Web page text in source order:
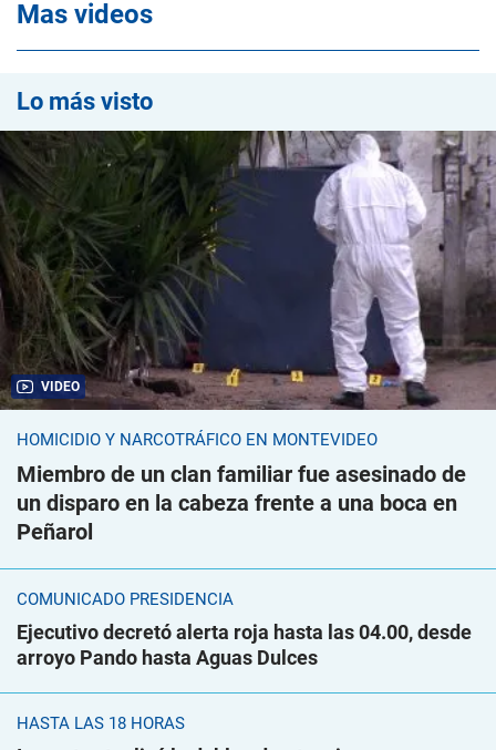
Mas videos
Lo más visto
VIDEO
HOMICIDIO Y NARCOTRÁFICO EN MONTEVIDEO
Miembro de un clan familiar fue asesinado de
un disparo en la cabeza frente a una boca en
Peñarol
COMUNICADO PRESIDENCIA
Ejecutivo decretó alerta roja hasta las 04.00, desde
arroyo Pando hasta Aguas Dulces
HASTA LAS 18 HORAS